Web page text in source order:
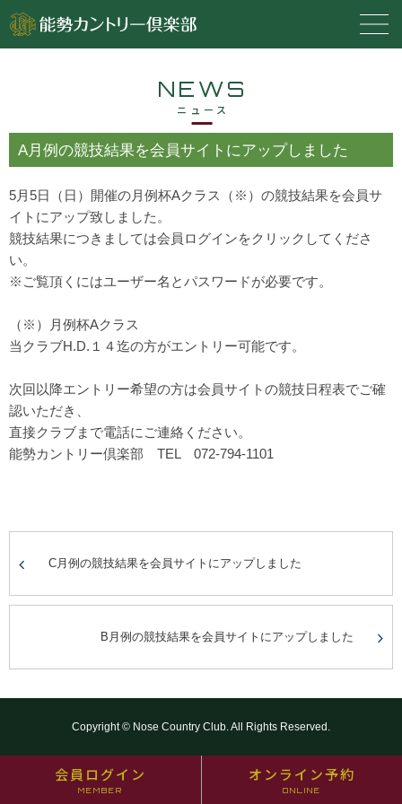
会員ログイン
MEMBER
オンライン予約
ONLINE
NEWS
ニュース
A月例の競技結果を会員サイトにアップしました
5月5日（日）開催の月例杯Aクラス（※）の競技結果を会員サ
イトにアップ致しました。
競技結果につきましては会員ログインをクリックしてくださ
い。
※ご覧頂くにはユーザー名とパスワードが必要です。
（※）月例杯Aクラス
当クラブH.D.１４迄の方がエントリー可能です。
次回以降エントリー希望の方は会員サイトの競技日程表でご確
認いただき、
直接クラブまで電話にご連絡ください。
能勢カントリー倶楽部 TEL 072-794-1101
C月例の競技結果を会員サイトにアップしました
B月例の競技結果を会員サイトにアップしました
Copyright © Nose Country Club. All Rights Reserved.